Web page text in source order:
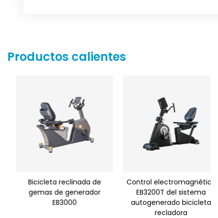
Productos calientes
Bicicleta reclinada de
gemas de generador
EB3000
Control electromagnético
EB3200T del sistema
autogenerado bicicleta
recladora